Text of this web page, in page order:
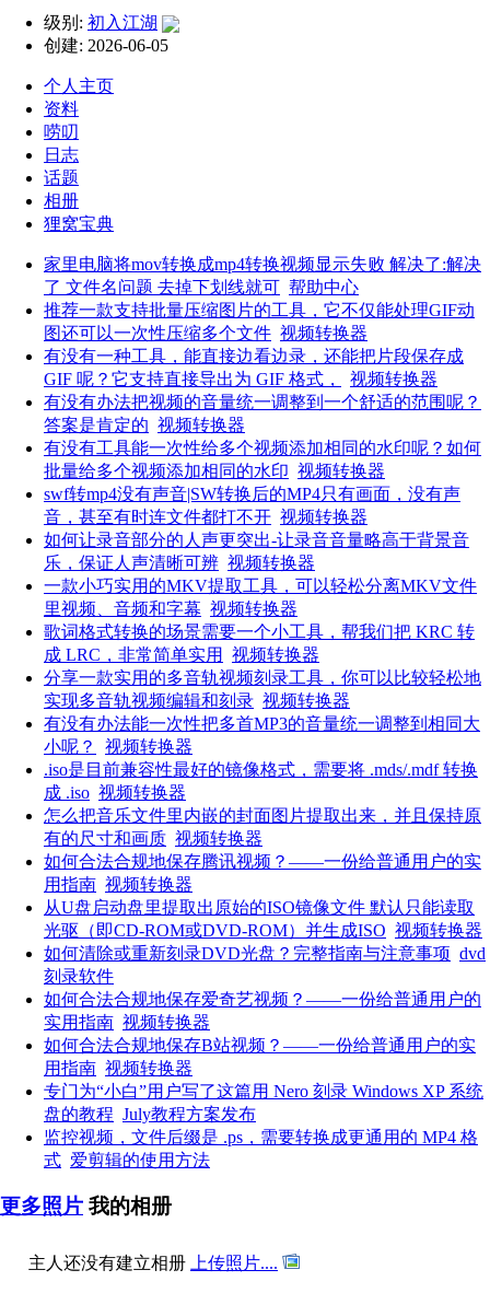
级别: 初入江湖
创建: 2026-06-05
个人主页
资料
唠叨
日志
话题
相册
狸窝宝典
家里电脑将mov转换成mp4转换视频显示失败 解决了:解决
了 文件名问题 去掉下划线就可 帮助中心
推荐一款支持批量压缩图片的工具，它不仅能处理GIF动
图还可以一次性压缩多个文件 视频转换器
有没有一种工具，能直接边看边录，还能把片段保存成
GIF 呢？它支持直接导出为 GIF 格式，
视频转换器
有没有办法把视频的音量统一调整到一个舒适的范围呢？
答案是肯定的 视频转换器
有没有工具能一次性给多个视频添加相同的水印呢？如何
批量给多个视频添加相同的水印 视频转换器
swf转mp4没有声音|SW转换后的MP4只有画面，没有声
音，甚至有时连文件都打不开 视频转换器
如何让录音部分的人声更突出-让录音音量略高于背景音
乐，保证人声清晰可辨 视频转换器
一款小巧实用的MKV提取工具，可以轻松分离MKV文件
里视频、音频和字幕 视频转换器
歌词格式转换的场景需要一个小工具，帮我们把 KRC 转
成 LRC，非常简单实用
视频转换器
分享一款实用的多音轨视频刻录工具，你可以比较轻松地
实现多音轨视频编辑和刻录 视频转换器
有没有办法能一次性把多首MP3的音量统一调整到相同大
小呢？
视频转换器
.iso是目前兼容性最好的镜像格式，需要将 .mds/.mdf 转换
成 .iso 视频转换器
怎么把音乐文件里内嵌的封面图片提取出来，并且保持原
有的尺寸和画质 视频转换器
如何合法合规地保存腾讯视频？——一份给普通用户的实
用指南 视频转换器
从U盘启动盘里提取出原始的ISO镜像文件 默认只能读取
光驱（即CD-ROM或DVD-ROM）并生成ISO 视频转换器
如何清除或重新刻录DVD光盘？完整指南与注意事项 dvd
刻录软件
如何合法合规地保存爱奇艺视频？——一份给普通用户的
实用指南 视频转换器
如何合法合规地保存B站视频？——一份给普通用户的实
用指南 视频转换器
专门为“小白”用户写了这篇用 Nero 刻录 Windows XP 系统
盘的教程 July教程方案发布
监控视频，文件后缀是 .ps，需要转换成更通用的 MP4 格
式 爱剪辑的使用方法
更多照片 我的相册
主人还没有建立相册 上传照片....